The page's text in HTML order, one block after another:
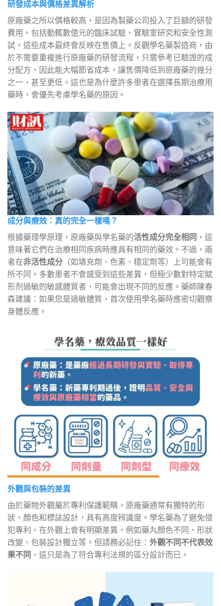
研發成本與價格差異解析
原廠藥之所以價格較高，是因為製藥公司投入了巨額的研發
費用，包括動輒數億元的臨床試驗、實驗室研究和安全性測
試。這些成本最終會反映在售價上。反觀學名藥製造商，由
於不需要重複進行原廠藥的研發流程，只需參考已驗證的成
分配方，因此能大幅節省成本，讓售價降低到原廠藥的幾分
之一，甚至更低。這也是為什麼許多患者在選擇長期治療用
藥時，會優先考慮學名藥的原因。
成分與療效：真的完全一樣嗎？
根據藥理學原理，原廠藥與學名藥的活性成分完全相同 ，這
意味著它們在治療相同疾病時應具有相同的藥效。不過，兩
者在非活性成分 （如填充劑、色素、穩定劑等）上可能會有
所不同。多數患者不會感受到這些差異，但極少數對特定賦
形剂過敏的敏感體質者，可能會出現不同的反應。藥師陳春
森建議：如果您是過敏體質，首次使用學名藥時應密切觀察
身體反應。
外觀與包裝的差異
由於藥物外觀屬於專利保護範疇，原廠藥通常有獨特的形
狀、顏色和標誌設計，具有高度辨識度。學名藥為了避免侵
犯專利，在外觀上會有明顯差異，例如藥丸顏色不同、形狀
改變、包裝設計獨立等。但請務必記住： 外觀不同不代表效
果不同 ，這只是為了符合專利法規的區分設計而已。